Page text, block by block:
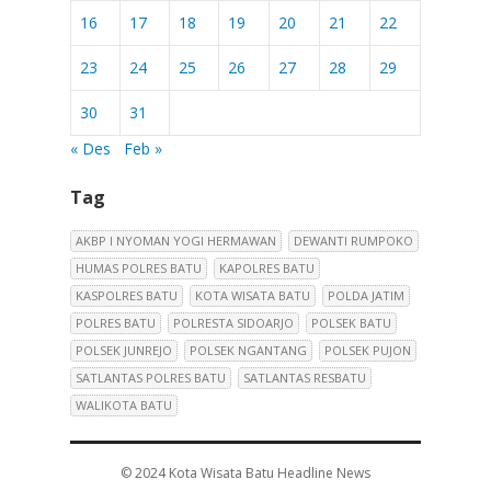
16 17 18 19 20 21 22
23 24 25 26 27 28 29
30
31
« Des
Feb »
Tag
AKBP I NYOMAN YOGI HERMAWAN
DEWANTI RUMPOKO
HUMAS POLRES BATU
KAPOLRES BATU
KASPOLRES BATU
KOTA WISATA BATU
POLDA JATIM
POLRES BATU
POLRESTA SIDOARJO
POLSEK BATU
POLSEK JUNREJO
POLSEK NGANTANG
POLSEK PUJON
SATLANTAS POLRES BATU
SATLANTAS RESBATU
WALIKOTA BATU
© 2024Kota Wisata Batu Headline News